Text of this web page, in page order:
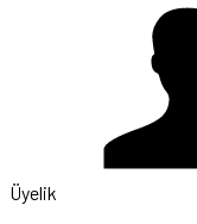
Üyelik